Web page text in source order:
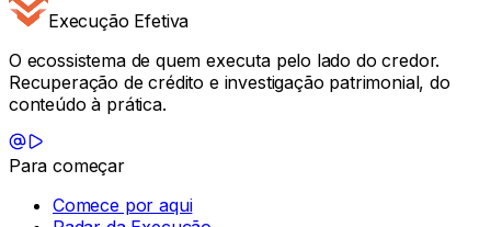
Execução Efetiva
O ecossistema de quem executa pelo lado do credor.
Recuperação de crédito e investigação patrimonial, do
conteúdo à prática.
Para começar
Comece por aqui